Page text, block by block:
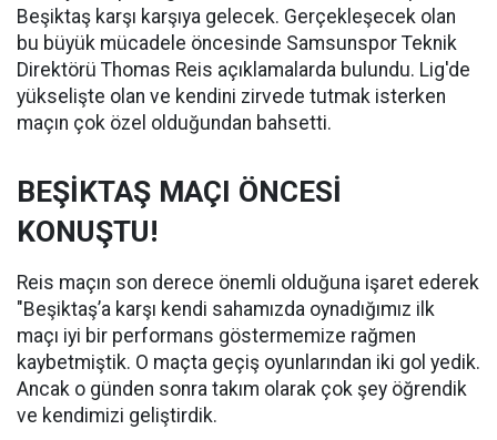
Beşiktaş karşı karşıya gelecek. Gerçekleşecek olan
bu büyük mücadele öncesinde Samsunspor Teknik
Direktörü Thomas Reis açıklamalarda bulundu. Lig'de
yükselişte olan ve kendini zirvede tutmak isterken
maçın çok özel olduğundan bahsetti.
BEŞİKTAŞ MAÇI ÖNCESİ
KONUŞTU!
Reis maçın son derece önemli olduğuna işaret ederek
"Beşiktaş’a karşı kendi sahamızda oynadığımız ilk
maçı iyi bir performans göstermemize rağmen
kaybetmiştik. O maçta geçiş oyunlarından iki gol yedik.
Ancak o günden sonra takım olarak çok şey öğrendik
ve kendimizi geliştirdik.